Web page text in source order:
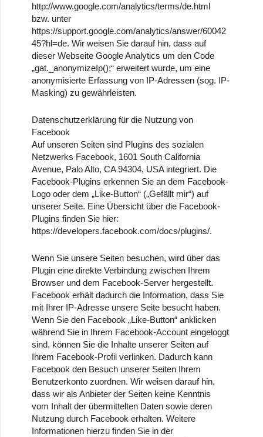
http://www.google.com/analytics/terms/de.html
bzw. unter
https://support.google.com/analytics/answer/60042
45?hl=de. Wir weisen Sie darauf hin, dass auf
dieser Webseite Google Analytics um den Code
„gat._anonymizeIp();“ erweitert wurde, um eine
anonymisierte Erfassung von IP-Adressen (sog. IP-
Masking) zu gewährleisten.
Datenschutzerklärung für die Nutzung von
Facebook
Auf unseren Seiten sind Plugins des sozialen
Netzwerks Facebook, 1601 South California
Avenue, Palo Alto, CA 94304, USA integriert. Die
Facebook-Plugins erkennen Sie an dem Facebook-
Logo oder dem „Like-Button“ („Gefällt mir“) auf
unserer Seite. Eine Übersicht über die Facebook-
Plugins finden Sie hier:
https://developers.facebook.com/docs/plugins/.
Wenn Sie unsere Seiten besuchen, wird über das
Plugin eine direkte Verbindung zwischen Ihrem
Browser und dem Facebook-Server hergestellt.
Facebook erhält dadurch die Information, dass Sie
mit Ihrer IP-Adresse unsere Seite besucht haben.
Wenn Sie den Facebook „Like-Button“ anklicken
während Sie in Ihrem Facebook-Account eingeloggt
sind, können Sie die Inhalte unserer Seiten auf
Ihrem Facebook-Profil verlinken. Dadurch kann
Facebook den Besuch unserer Seiten Ihrem
Benutzerkonto zuordnen. Wir weisen darauf hin,
dass wir als Anbieter der Seiten keine Kenntnis
vom Inhalt der übermittelten Daten sowie deren
Nutzung durch Facebook erhalten. Weitere
Informationen hierzu finden Sie in der